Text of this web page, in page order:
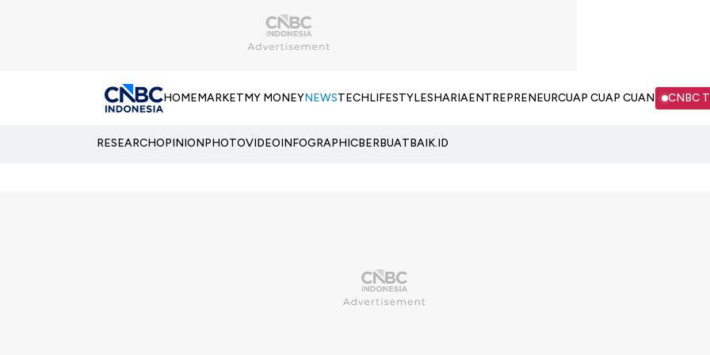
HOMEMARKETMY MONEYNEWSTECHLIFESTYLESHARIAENTREPRENEURCUAP CUAP CUAN CNBC
RESEARCHOPINIONPHOTOVIDEOINFOGRAPHICBERBUATBAIK.ID